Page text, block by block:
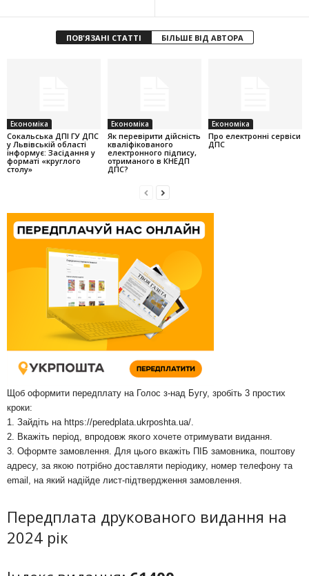
ПОВ'ЯЗАНІ СТАТТІ БІЛЬШЕ ВІД АВТОРА
Економіка
Cокальська ДПІ ГУ ДПС
у Львівській області
інформує: Засідання у
форматі «круглого
столу»
Економіка
Як перевірити дійсність
кваліфікованого
електронного підпису,
отриманого в КНЕДП
ДПС?
Економіка
Про електронні сервіси
ДПС
Щоб оформити передплату на Голос з-над Бугу, зробіть 3 простих
кроки:
1. Зайдіть на https://peredplata.ukrposhta.ua/
2. Вкажіть період, впродовж якого хочете отримувати видання.
3. Оформте замовлення. Для цього вкажіть ПІБ замовника, поштову
адресу, за якою потрібно доставляти періодику, номер телефону та
email, на який надійде лист-підтвердження замовлення.
Передплата друкованого видання на
2024 рік